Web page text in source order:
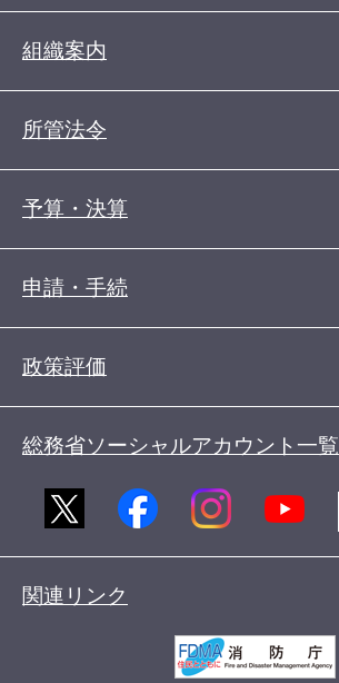
組織案内
所管法令
予算・決算
申請・手続
政策評価
総務省ソーシャルアカウント一覧
関連リンク